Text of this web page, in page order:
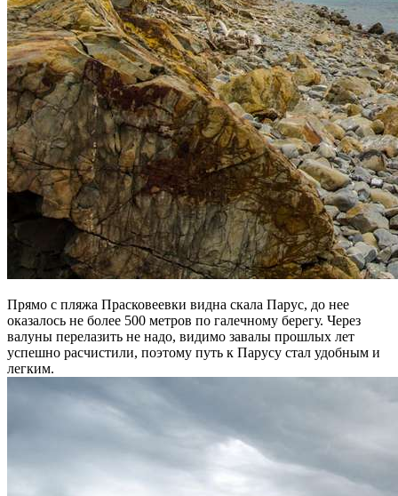
Прямо с пляжа Прасковеевки видна скала Парус, до нее
оказалось не более 500 метров по галечному берегу. Через
валуны перелазить не надо, видимо завалы прошлых лет
успешно расчистили, поэтому путь к Парусу стал удобным и
легким.